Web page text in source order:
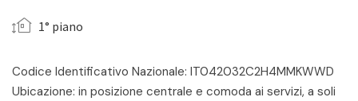
1° piano
Codice Identificativo Nazionale: IT042032C2H4MMKWWD
Ubicazione: in posizione centrale e comoda ai servizi, a soli